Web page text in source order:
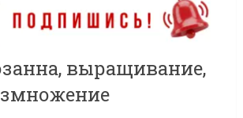
выращивание,